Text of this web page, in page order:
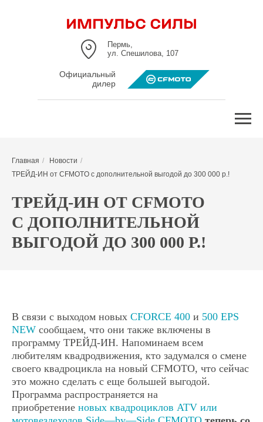
Пермь,
ул. Спешилова, 107
Официальный
дилер
Главная / Новости /
ТРЕЙД-ИН от CFMOTO с дополнительной выгодой до 300 000 р.!
ТРЕЙД-ИН ОТ CFMOTO
С ДОПОЛНИТЕЛЬНОЙ
ВЫГОДОЙ ДО 300 000 Р.!
В связи с выходом новых CFORCE 400 и 500 EPS
NEW сообщаем, что они также включены в
программу ТРЕЙД-ИН. Напоминаем всем
любителям квадродвижения, кто задумался о смене
своего квадроцикла на новый CFMOTO, что сейчас
это можно сделать с еще большей выгодой.
Программа распространяется на
приобретение новых квадроциклов ATV или